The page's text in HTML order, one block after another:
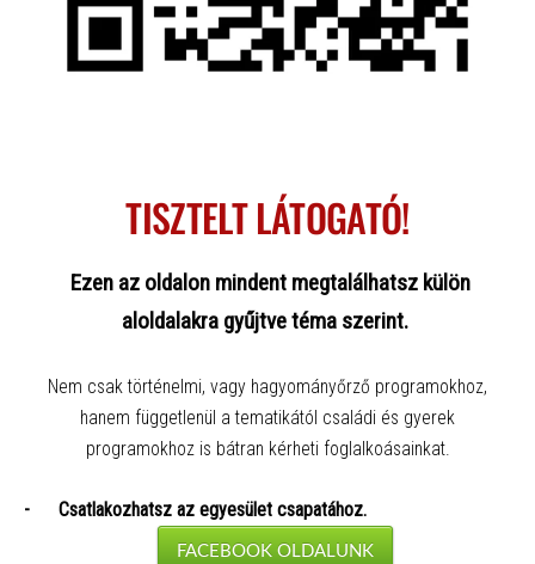
TISZTELT LÁTOGATÓ!
Ezen az oldalon mindent megtalálhatsz külön
aloldalakra gyűjtve téma szerint.
Nem csak történelmi, vagy hagyományőrző programokhoz,
hanem függetlenül a tematikától családi és gyerek
programokhoz is bátran kérheti foglalkoásainkat.
- Csatlakozhatsz az egyesület csapatához.
FACEBOOK OLDALUNK